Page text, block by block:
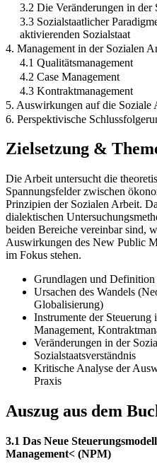
3.2 Die Veränderungen in der
3.3 Sozialstaatlicher
aktivierenden Sozialstaat
4. Management in der Sozialen
4.1 Qualitätsmanagement
4.2 Case Management
4.3 Kontraktmanagement
5. Auswirkungen auf die Soziale
6. Perspektivische
Zielsetzung &
Die Arbeit untersucht die
Spannungsfelder zwischen
Prinzipien der Sozialen Arbeit.
dialektischen
beiden Bereiche vereinbar sind,
Auswirkungen des New Public
im Fokus stehen.
Grundlagen und
Ursachen des Wandels
Globalisierung)
Instrumente der
Management,
Veränderungen in der
Sozialstaatsverständnis
Kritische Analyse der
Praxis
Auszug aus dem
3.1 Das Neue
Management< (NPM)